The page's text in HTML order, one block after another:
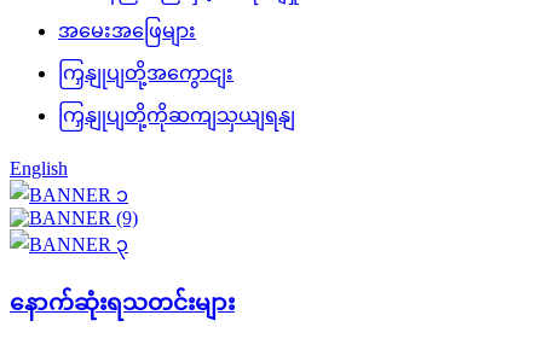
အမေးအဖြေများ
ကြှနျုပျတို့အကွောငျး
ကြှနျုပျတို့ကိုဆကျသှယျရနျ
English
နောက်ဆုံးရသတင်းများ